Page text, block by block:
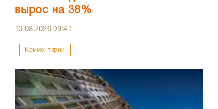
вырос на 38%
10.08.202609:41
Комментарии